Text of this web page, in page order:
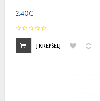
2.40€
Į KREPŠELĮ